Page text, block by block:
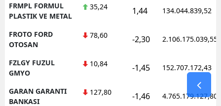
FRMPL FORMUL
PLASTIK VE METAL
35,24 1,44 134.044.839,52
FROTO FORD
OTOSAN
78,60 -2,30 2.106.175.039,55
FZLGY FUZUL
GMYO
10,84 -1,45 152.707.172,43
GARAN GARANTI
BANKASI
127,80 -1,46 4.765.179.127,80